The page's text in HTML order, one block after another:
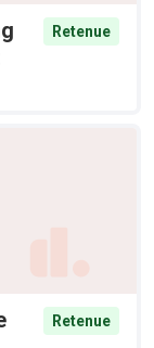
Retenue
Retenue